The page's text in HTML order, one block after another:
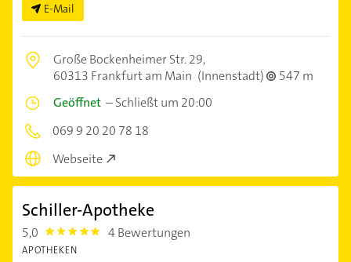
E-Mail
Große Bockenheimer Str. 29,
60313 Frankfurt am Main (Innenstadt)
547 m
Geöffnet –Schließt um 20:00
069 9 20 20 78 18
Webseite
Schiller-Apotheke
5,0 5.0 4 Bewertungen
APOTHEKEN